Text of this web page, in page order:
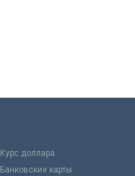
Курс доллара
Банковские карты